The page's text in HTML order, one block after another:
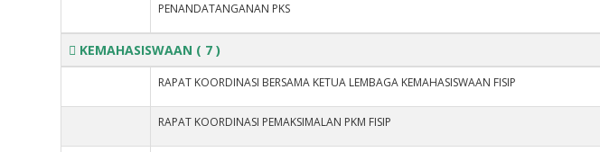
PENANDATANGANAN PKS
KEMAHASISWAAN ( 7 )
RAPAT KOORDINASI BERSAMA KETUA LEMBAGA KEMAHASISWAAN FISIP
RAPAT KOORDINASI PEMAKSIMALAN PKM FISIP